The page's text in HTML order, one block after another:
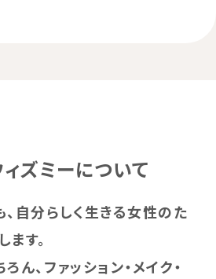
ィズミーについて
自分らしく生きる女性のた
す。
ん、ファッション・メイク・